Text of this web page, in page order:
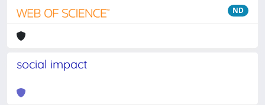
ND
social impact